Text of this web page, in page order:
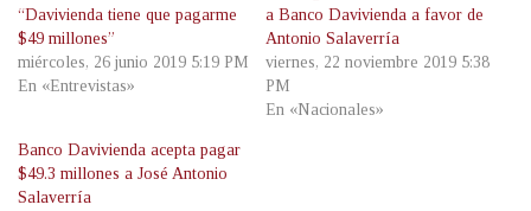
“Davivienda tiene que pagarme
$49 millones”
miércoles, 26 junio 2019 5:19 PM
En «Entrevistas»
a Banco Davivienda a favor de
Antonio Salaverría
viernes, 22 noviembre 2019 5:38
PM
En «Nacionales»
Banco Davivienda acepta pagar
$49.3 millones a José Antonio
Salaverría